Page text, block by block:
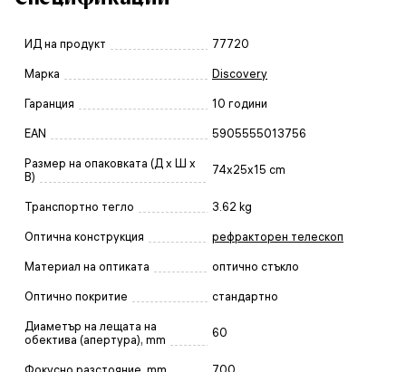
ИД на продукт 77720
Марка Discovery
Гаранция 10 години
EAN 5905555013756
Размер на опаковката (Д x Ш x
В)
74x25x15 cm
Транспортно тегло 3.62 kg
Оптична конструкция рефракторен телескоп
Материал на оптиката оптично стъкло
Оптично покритие стандартно
Диаметър на лещата на
обектива (апертура), mm
60